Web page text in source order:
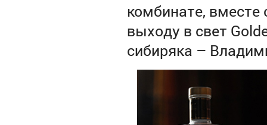
комбинате, вместе
выходу в свет
сибиряка –